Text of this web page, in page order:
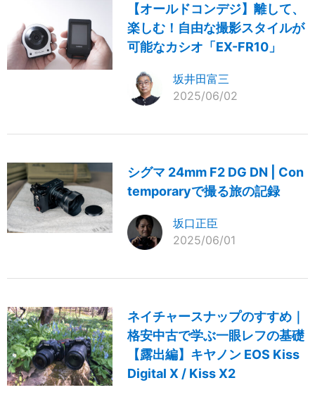
【オールドコンデジ】離して、
楽しむ！自由な撮影スタイルが
可能なカシオ「EX-FR10」
坂井田富三
2025/06/02
シグマ 24mm F2 DG DN | Con
temporaryで撮る旅の記録
坂口正臣
2025/06/01
ネイチャースナップのすすめ｜
格安中古で学ぶ一眼レフの基礎
【露出編】キヤノン EOS Kiss
Digital X / Kiss X2